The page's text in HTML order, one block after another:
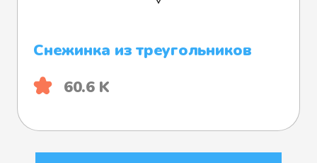
Снежинка из треугольников
60.6 K